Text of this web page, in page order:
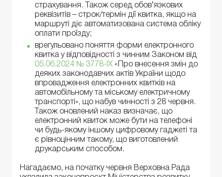
страхування. Також серед обов’язкових
реквізитів – строк/термін дії квитка, якщо на
маршруті діє автоматизована система обліку
оплати проїзду;
врегульовано поняття форми електронного
квитка у відповідності з чинним Законом від
05.06.2024 № 3778-IX «Про внесення змін до
деяких законодавчих актів України щодо
впровадження електронних квитків на
автомобільному та міському електричному
транспорті», що набув чинності з 28 червня.
Також оновлений наказ визначає, що
електронний квиток може бути на телефоні
чи будь-якому іншому цифровому гаджеті та
є рівноцінним такому, що виготовлений
друкарським способом.
Нагадаємо, на початку червня Верховна Рада